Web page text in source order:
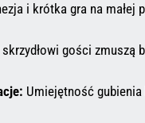
i krótka gra na
skrzydłowi gości zmuszą
Umiejętność